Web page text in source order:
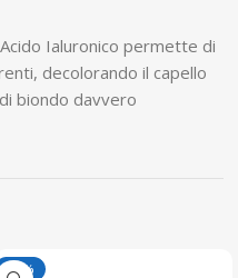
Ialuronico permette di
decolorando il capello
biondo davvero
-50%